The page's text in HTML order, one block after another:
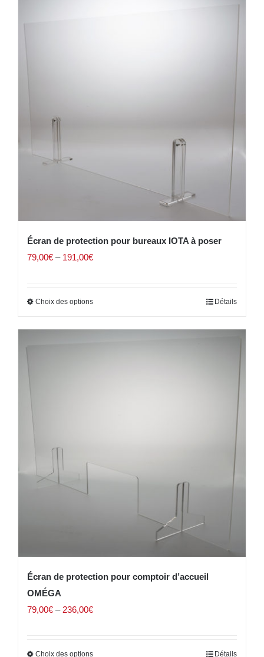
Écran de protection pour bureaux IOTA à poser
79,00€ – 191,00€
Choix des options Détails
Écran de protection pour comptoir d’accueil
OMÉGA
79,00€ – 236,00€
Choix des options Détails